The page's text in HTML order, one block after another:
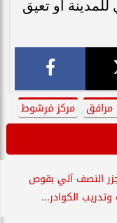
أو تعيق
مركز فرشوط
النصف آلي بقوص
الكوادر...